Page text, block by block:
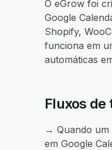
O eGrow foi
Google
Shopify,
funciona em
automáticas
Fluxos de
→ Quando um
em Google